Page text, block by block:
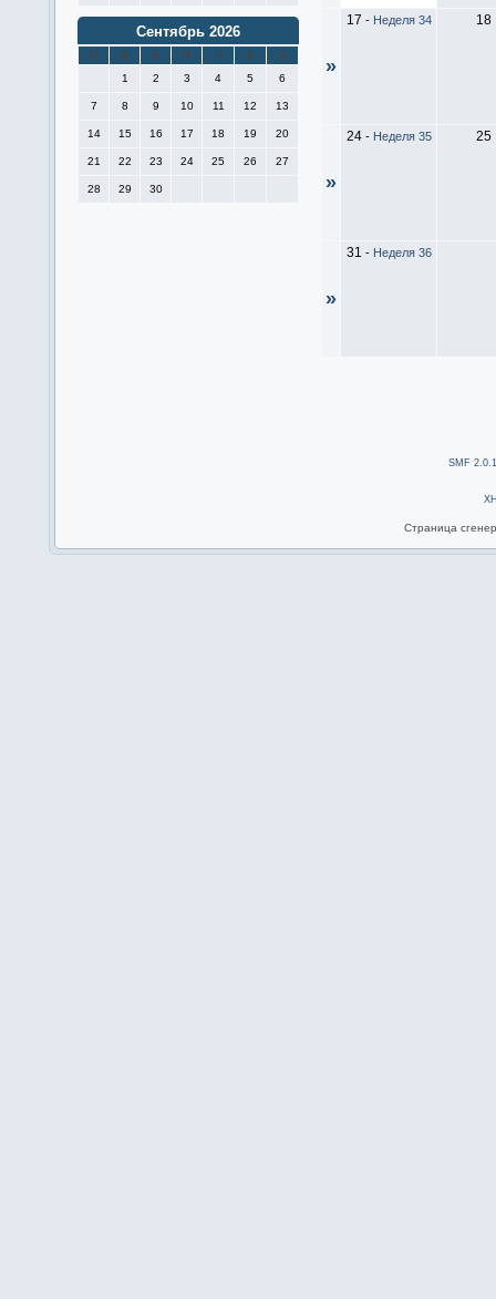
Сентябрь 2026
П В С Ч П С
В
1
2 3 4 5 6
7 8 9 10 11 12 13
14 15 16 17 18 19 20
21 22 23 24 25 26 27
28 29 30
»
17 - Неделя 34 18
»
24- Неделя 35 25
»
31 - Неделя 36
SMF
Страница